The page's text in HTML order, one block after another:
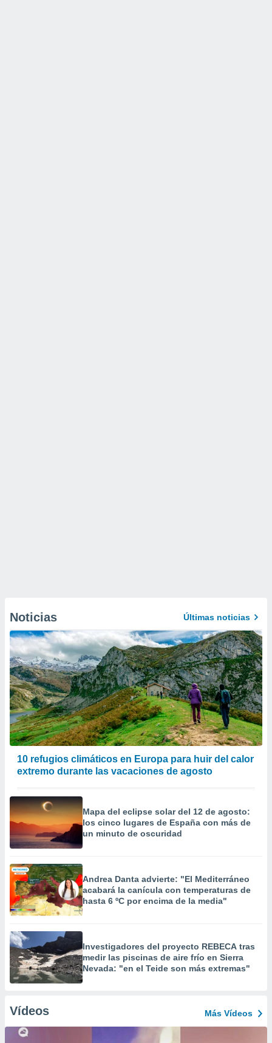
Noticias Últimas noticias
10 refugios climáticos en Europa para huir del calor
extremo durante las vacaciones de agosto
Mapa del eclipse solar del 12 de agosto:
los cinco lugares de España con más de
un minuto de oscuridad
Andrea Danta advierte: "El Mediterráneo
acabará la canícula con temperaturas de
hasta 6 ºC por encima de la media"
Investigadores del proyecto REBECA tras
medir las piscinas de aire frío en Sierra
Nevada: "en el Teide son más extremas"
Vídeos Más Vídeos